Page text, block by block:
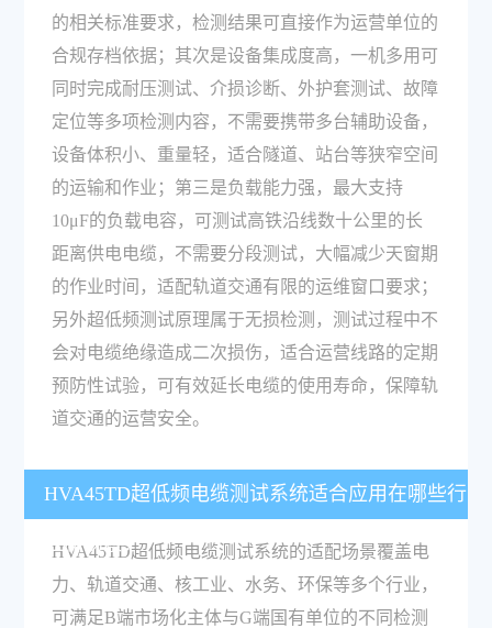
的相关标准要求，检测结果可直接作为运营单位的
合规存档依据；其次是设备集成度高，一机多用可
同时完成耐压测试、介损诊断、外护套测试、故障
定位等多项检测内容，不需要携带多台辅助设备，
设备体积小、重量轻，适合隧道、站台等狭窄空间
的运输和作业；第三是负载能力强，最大支持
10μF的负载电容，可测试高铁沿线数十公里的长
距离供电电缆，不需要分段测试，大幅减少天窗期
的作业时间，适配轨道交通有限的运维窗口要求；
另外超低频测试原理属于无损检测，测试过程中不
会对电缆绝缘造成二次损伤，适合运营线路的定期
预防性试验，可有效延长电缆的使用寿命，保障轨
道交通的运营安全。
HVA45TD超低频电缆测试系统适合应用在哪些行
业和场景？
HVA45TD超低频电缆测试系统的适配场景覆盖电
力、轨道交通、核工业、水务、环保等多个行业，
可满足B端市场化主体与G端国有单位的不同检测